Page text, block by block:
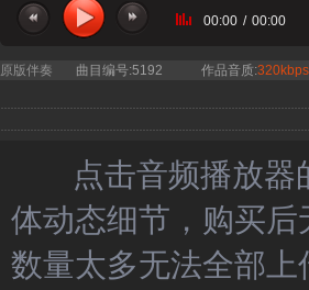
当前
00:00 / 00:00
原版伴奏 曲目编号:5192 作品音质:320kbps
点击音频播放器
体动态细节，购买
数量太多无法全部